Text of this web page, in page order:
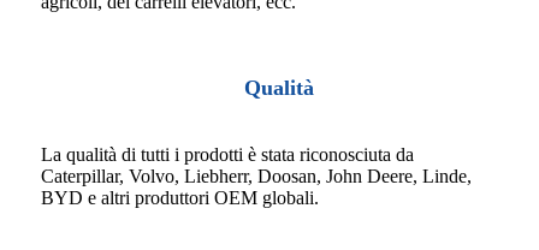
Qualità
La qualità di tutti i prodotti è stata riconosciuta da
Caterpillar, Volvo, Liebherr, Doosan, John Deere, Linde,
BYD e altri produttori OEM globali.